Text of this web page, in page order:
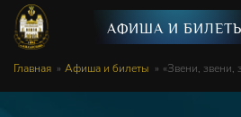
АФИША И
Главная Афиша и билеты «Звени, звени,